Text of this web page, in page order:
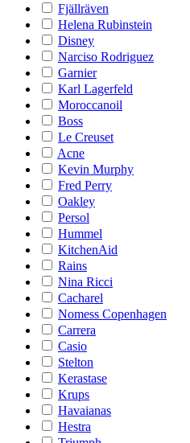
Fjällräven
Helena Rubinstein
Disney
Narciso Rodriguez
Garnier
Karl Lagerfeld
Moroccanoil
Boss
Le Creuset
Acne
Kevin Murphy
Fred Perry
Oakley
Persol
Hummel
KitchenAid
Rains
Nina Ricci
Cacharel
Nomess Copenhagen
Carrera
Casio
Stelton
Kerastase
Krups
Havaianas
Hestra